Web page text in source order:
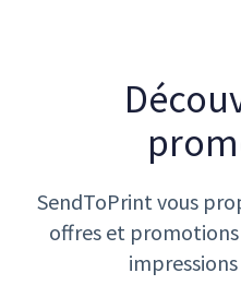
SendToPrint vous
offres et